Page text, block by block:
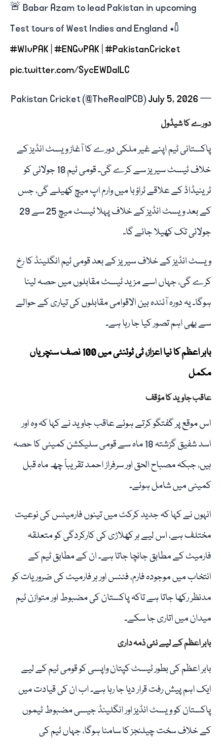
🚨 Babar Azam to lead Pakistan in upcoming
Test tours of West Indies and England 🏏
#WIvPAK #ENGvPAK #PakistanCricket
pic.twitter.com/SycEWDalLC
— Pakistan Cricket (@TheRealPCB)
July 5, 2026
دورے کا شیڈول
پاکستانی ٹیم اپنے غیر ملکی دورے کا آغاز ویسٹ انڈیز کے
خلاف ٹیسٹ سیریز سے کرے گی۔ قومی ٹیم 18 جولائی کو
ٹرینیڈاڈ کے علاقے ٹراؤبا میں وارم اپ میچ کھیلے گی، جس
کے بعد ویسٹ انڈیز کے خلاف پہلا ٹیسٹ میچ 25 سے 29
جولائی تک کھیلا جائے گا۔
ویسٹ انڈیز کے خلاف سیریز کے بعد قومی ٹیم انگلینڈ کا رخ
کرے گی، جہاں اسے مزید ٹیسٹ مقابلوں میں حصہ لینا
ہوگا۔ یہ دورہ آئندہ بین الاقوامی مقابلوں کی تیاری کے حوالے
سے بھی اہم تصور کیا جا رہا ہے۔
بابر اعظم کا نیا اعزاز، ٹی ٹوئنٹی میں 100 نصف سنچریاں
مکمل
عاقب جاوید کا مؤقف
اس موقع پر گفتگو کرتے ہوئے عاقب جاوید نے کہا کہ وہ اور
اسد شفیق گزشتہ 18 ماہ سے قومی سلیکشن کمیٹی کا حصہ
ہیں، جبکہ مصباح الحق اور سرفراز احمد تقریباً چھ ماہ قبل
کمیٹی میں شامل ہوئے۔
انہوں نے کہا کہ جدید کرکٹ میں تینوں فارمیٹس کی نوعیت
مختلف ہے، اس لیے ہر کھلاڑی کی کارکردگی کو متعلقہ
فارمیٹ کے مطابق جانچا جاتا ہے۔ ان کے مطابق ٹیم کے
انتخاب میں موجودہ فارم، فٹنس اور ہر فارمیٹ کی ضروریات کو
مدنظر رکھا جاتا ہے تاکہ پاکستان کی مضبوط اور متوازن ٹیم
میدان میں اتاری جا سکے۔
بابر اعظم کے لیے نئی ذمہ داری
بابر اعظم کی بطور ٹیسٹ کپتان واپسی کو قومی ٹیم کے لیے
ایک اہم پیش رفت قرار دیا جا رہا ہے۔ اب ان کی قیادت میں
پاکستان کو ویسٹ انڈیز اور انگلینڈ جیسی مضبوط ٹیموں
کے خلاف سخت چیلنجز کا سامنا ہوگا، جہاں ٹیم کی